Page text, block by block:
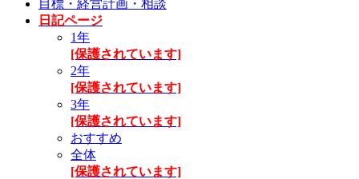
目標・経営計画・相談
日記ページ
1年
[保護されています]
2年
[保護されています]
3年
[保護されています]
おすすめ
全体
[保護されています]